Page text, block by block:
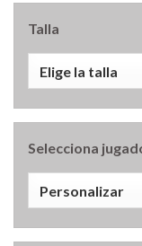
Talla
Selecciona